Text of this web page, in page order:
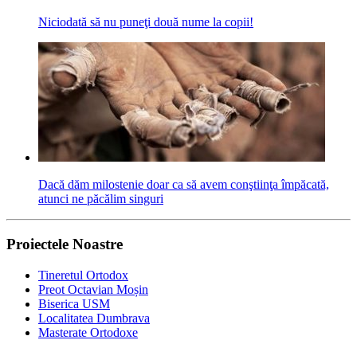
Niciodată să nu puneţi două nume la copii!
Dacă dăm milostenie doar ca să avem conştiinţa împăcată,
atunci ne păcălim singuri
Proiectele Noastre
Tineretul Ortodox
Preot Octavian Moșin
Biserica USM
Localitatea Dumbrava
Masterate Ortodoxe